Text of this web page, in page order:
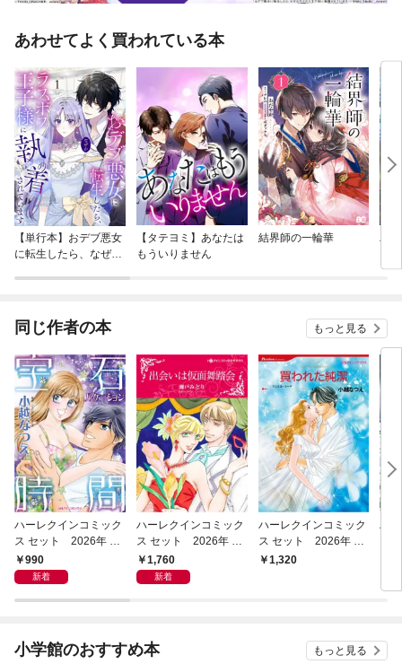
あわせてよく買われている本
【単行本】おデブ悪女
に転生したら、なぜか
【タテヨミ】あなたは
もういりません
結界師の一輪華
バ
今
同じ作者の本 もっと見る
ハーレクインコミック
ス セット 2026年 vo
l.952
990
新着
ハーレクインコミック
ス セット 2026年 vo
l.1076
1,760
新着
ハーレクインコミック
ス セット 2026年 vo
l.860
1,320
ハ
小学館のおすすめ本 もっと見る